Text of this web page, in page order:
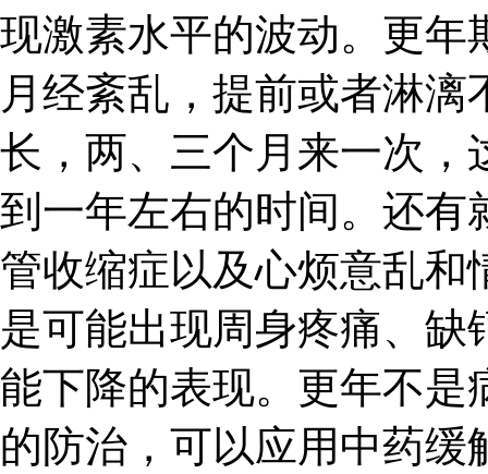
现激素水平的波动。更年
月经紊乱，提前或者淋
长，两、三个月来一次，
到一年左右的时间。还有
管收缩症以及心烦意乱和
是可能出现周身疼痛、
能下降的表现。更年不是
的防治，可以应用中药